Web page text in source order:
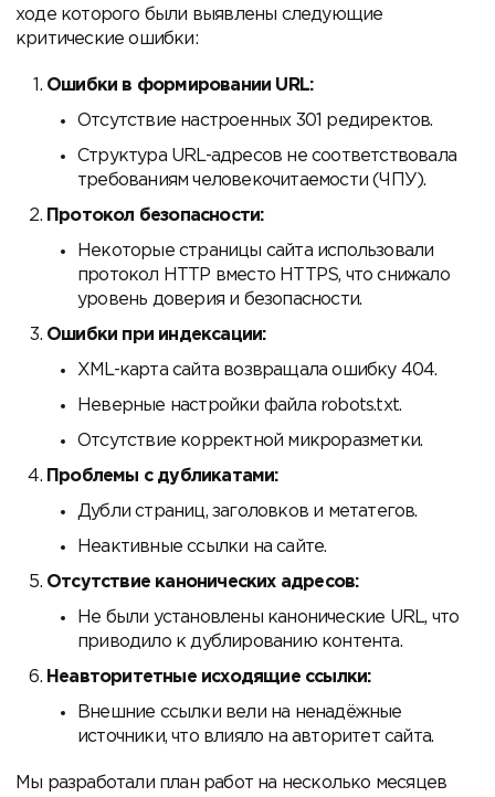
ходе которого были выявлены следующие
критические ошибки:
Ошибки в формировании URL:
Отсутствие настроенных 301 редиректов.
Структура URL-адресов не соответствовала
требованиям человекочитаемости (ЧПУ).
Протокол безопасности:
Некоторые страницы сайта использовали
протокол HTTP вместо HTTPS, что снижало
уровень доверия и безопасности.
Ошибки при индексации:
XML-карта сайта возвращала ошибку 404.
Неверные настройки файла robots.txt.
Отсутствие корректной микроразметки.
Проблемы с дубликатами:
Дубли страниц, заголовков и метатегов.
Неактивные ссылки на сайте.
Отсутствие канонических адресов:
Не были установлены канонические URL, что
приводило к дублированию контента.
Неавторитетные исходящие ссылки:
Внешние ссылки вели на ненадёжные
источники, что влияло на авторитет сайта.
Мы разработали план работ на несколько месяцев